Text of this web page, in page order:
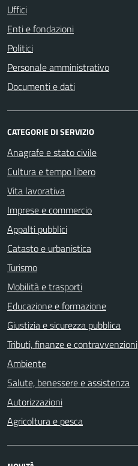
Uffici
Enti e fondazioni
Politici
Personale amministrativo
Documenti e dati
CATEGORIE DI SERVIZIO
Anagrafe e stato civile
Cultura e tempo libero
Vita lavorativa
Imprese e commercio
Appalti pubblici
Catasto e urbanistica
Turismo
Mobilità e trasporti
Educazione e formazione
Giustizia e sicurezza pubblica
Tributi, finanze e contravvenzioni
Ambiente
Salute, benessere e assistenza
Autorizzazioni
Agricoltura e pesca